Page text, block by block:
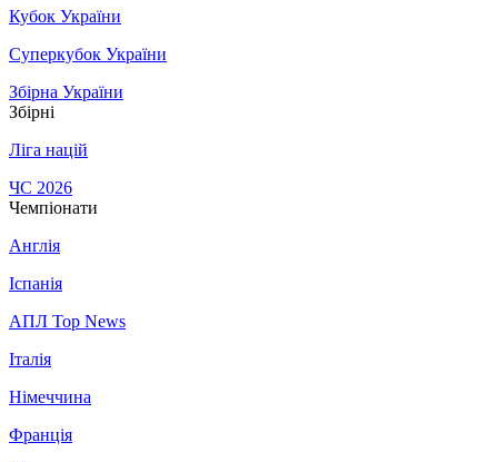
Кубок України
Суперкубок України
Збірна України
Збірні
Ліга націй
ЧС 2026
Чемпіонати
Англія
Іспанія
АПЛ Top News
Італія
Німеччина
Франція